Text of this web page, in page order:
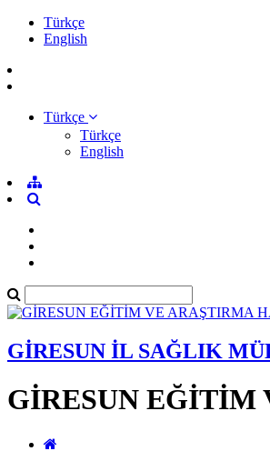
Türkçe
English
Türkçe
Türkçe
English
GİRESUN İL SAĞLIK
GİRESUN EĞİTİM